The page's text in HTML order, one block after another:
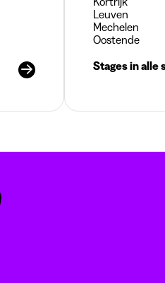
Leuven
Mechelen
Oostende
Stages in alle